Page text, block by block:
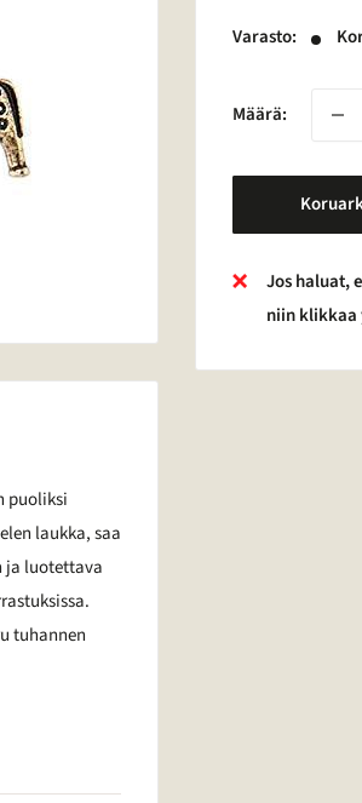
Varasto:
Määrä:
Jos haluat,
niin klikkaa
puoliksi
laukka, saa
ja luotettava
tuhannen